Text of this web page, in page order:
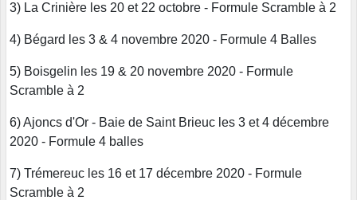
3) La Crinière les 20 et 22 octobre - Formule Scramble à 2
4) Bégard les 3 & 4 novembre 2020 - Formule 4 Balles
5) Boisgelin les 19 & 20 novembre 2020 - Formule
Scramble à 2
6) Ajoncs d'Or - Baie de Saint Brieuc les 3 et 4 décembre
2020 - Formule 4 balles
7) Trémereuc les 16 et 17 décembre 2020 - Formule
Scramble à 2